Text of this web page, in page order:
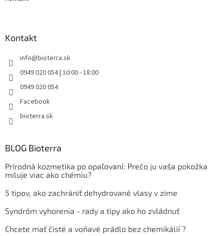
Kontakt
info@bioterra.sk
0949 020 054 | 10:00 - 18:00
0949 020 054
Facebook
bioterra.sk
BLOG Bioterra
Prírodná kozmetika po opaľovaní: Prečo ju vaša pokožka
miluje viac ako chémiu?
5 tipov, ako zachrániť dehydrované vlasy v zime
Syndróm vyhorenia - rady a tipy ako ho zvládnuť
Chcete mať čisté a voňavé prádlo bez chemikálií ?